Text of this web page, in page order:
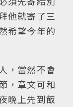
他就寄了三
希望今年的
，當然不會
，章文可和
晚上先到飯